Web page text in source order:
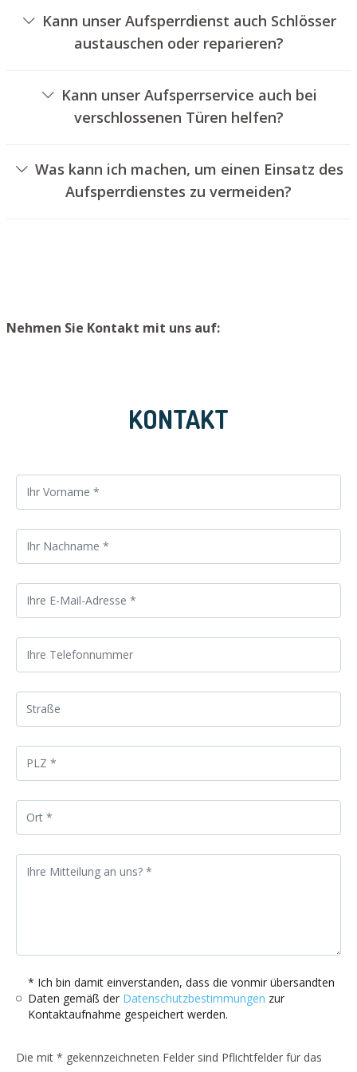
Kann unser Aufsperrdienst auch Schlösser
austauschen oder reparieren?
von Schlössern an.
Kann unser Aufsperrservice auch bei
verschlossenen Türen helfen?
Dies kann jedoch normalerweise nicht geschehen, ohne
das Türschloss aufzubohren. Wir setzen Ihnen jedoch
einen neuen Zylinder ein, sodass die Eingangstür wieder
Was kann ich machen, um einen Einsatz des
Aufsperrdienstes zu vermeiden?
Nehmen Sie Kontakt mit uns auf:
KONTAKT
* Ich bin damit einverstanden, dass die vonmir übersandten
Daten gemäß der Datenschutzbestimmungen zur
Kontaktaufnahme gespeichert werden.
Die mit * gekennzeichneten Felder sind Pflichtfelder für das